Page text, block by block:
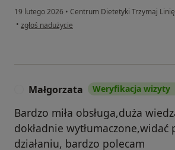
19 lutego 2026 • Centrum Dietetyki Trzymaj Linię
• w opinii użytkownika TH
zgłoś nadużycie
Małgorzata Weryfikacja wizyty
Bardzo miła obsługa,duża
dokładnie wytłumaczone,widać
działaniu, bardzo polecam